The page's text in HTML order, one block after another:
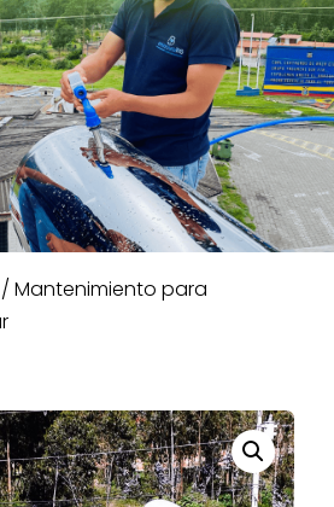
/ Mantenimiento para